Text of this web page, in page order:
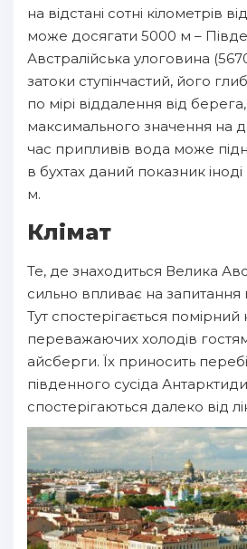
на відстані сотні кілометрів
може досягати 5000 м –
Австралійська улоговина
затоки ступінчастий, його
по мірі віддалення від
максимального значення на
час припливів вода може
в бухтах даний показник
м.
Клімат
Те, де знаходиться Велика
сильно впливає на
Тут спостерігається помірний
переважаючих холодів
айсберги. Їх приносить
південного сусіда
спостерігаються далеко від